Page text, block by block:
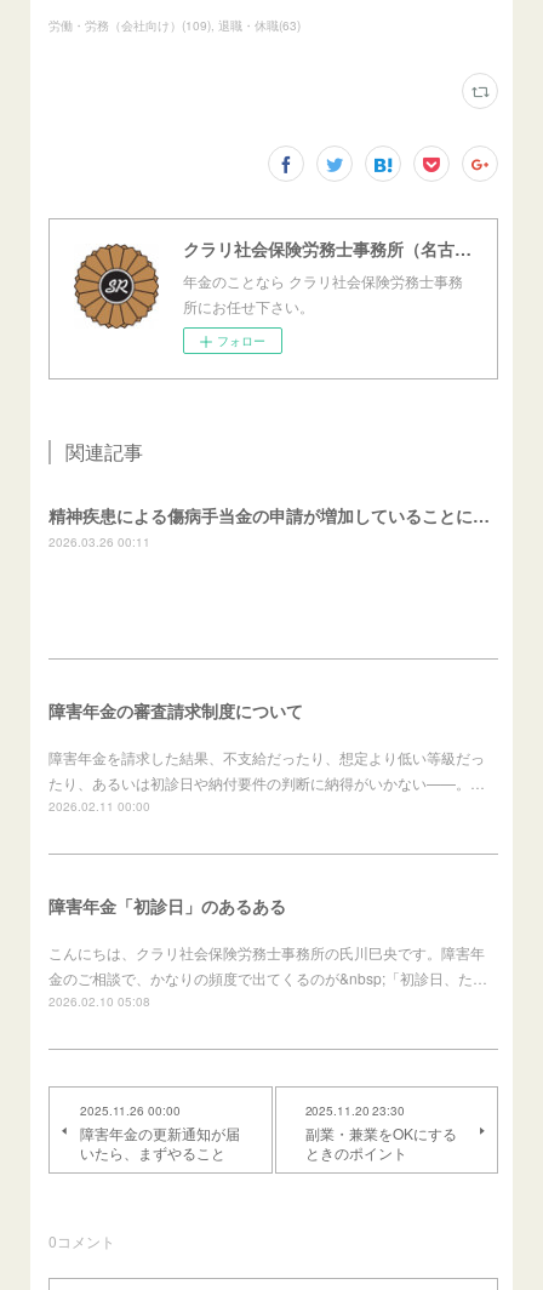
労働・労務（会社向け） (109) 退職・休職(63)
クラリ社会保険労務士事務所（名古屋西障害年金センター）
年金のことなら クラリ社会保険労務士事務
所にお任せ下さい。
フォロー
関連記事
精神疾患による傷病手当金の申請が増加していることについて
2026.03.26 00:11
障害年金の審査請求制度について
障害年金を請求した結果、不支給だったり、想定より低い等級だっ
たり、あるいは初診日や納付要件の判断に納得がいかない——。…
2026.02.11 00:00
障害年金「初診日」のあるある
こんにちは、クラリ社会保険労務士事務所の氏川巳央です。障害年
金のご相談で、かなりの頻度で出てくるのが&nbsp;「初診日、た…
2026.02.10 05:08
2025.11.26 00:00
障害年金の更新通知が届
いたら、まずやること
2025.11.20 23:30
副業・兼業をOKにする
ときのポイント
0コメント